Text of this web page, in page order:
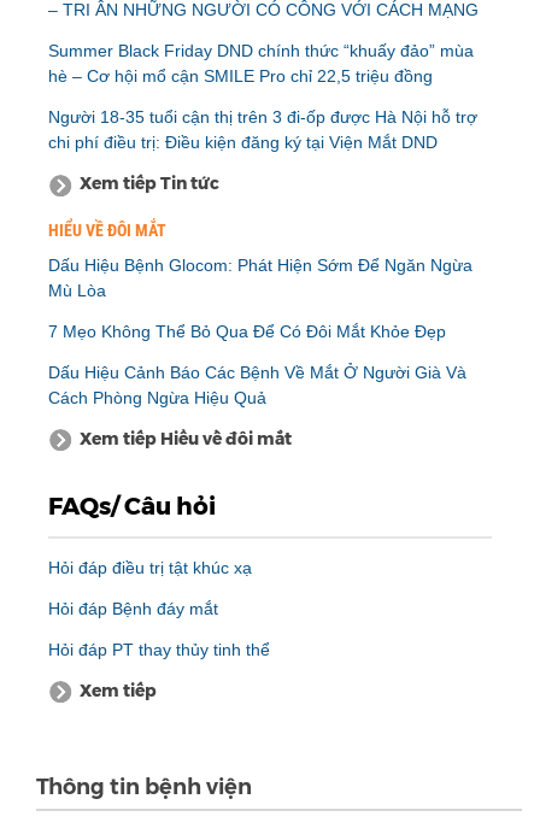
– TRI ÂN NHỮNG NGƯỜI CÓ CÔNG VỚI CÁCH MẠNG
Summer Black Friday DND chính thức “khuấy đảo” mùa
hè – Cơ hội mổ cận SMILE Pro chỉ 22,5 triệu đồng
Người 18-35 tuổi cận thị trên 3 đi-ốp được Hà Nội hỗ trợ
chi phí điều trị: Điều kiện đăng ký tại Viện Mắt DND
Xem tiếp Tin tức
HIỂU VỀ ĐÔI MẮT
Dấu Hiệu Bệnh Glocom: Phát Hiện Sớm Để Ngăn Ngừa
Mù Lòa
7 Mẹo Không Thể Bỏ Qua Để Có Đôi Mắt Khỏe Đẹp
Dấu Hiệu Cảnh Báo Các Bệnh Về Mắt Ở Người Già Và
Cách Phòng Ngừa Hiệu Quả
Xem tiếp Hiểu về đôi mắt
FAQs/ Câu hỏi
Hỏi đáp điều trị tật khúc xạ
Hỏi đáp Bệnh đáy mắt
Hỏi đáp PT thay thủy tinh thể
Xem tiếp
Thông tin bệnh viện